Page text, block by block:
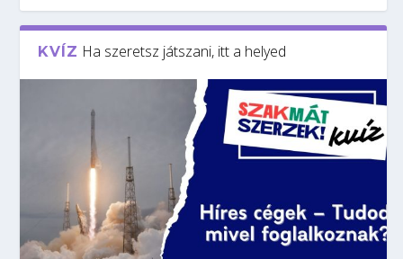
KVÍZ Ha szeretsz játszani, itt a helyed